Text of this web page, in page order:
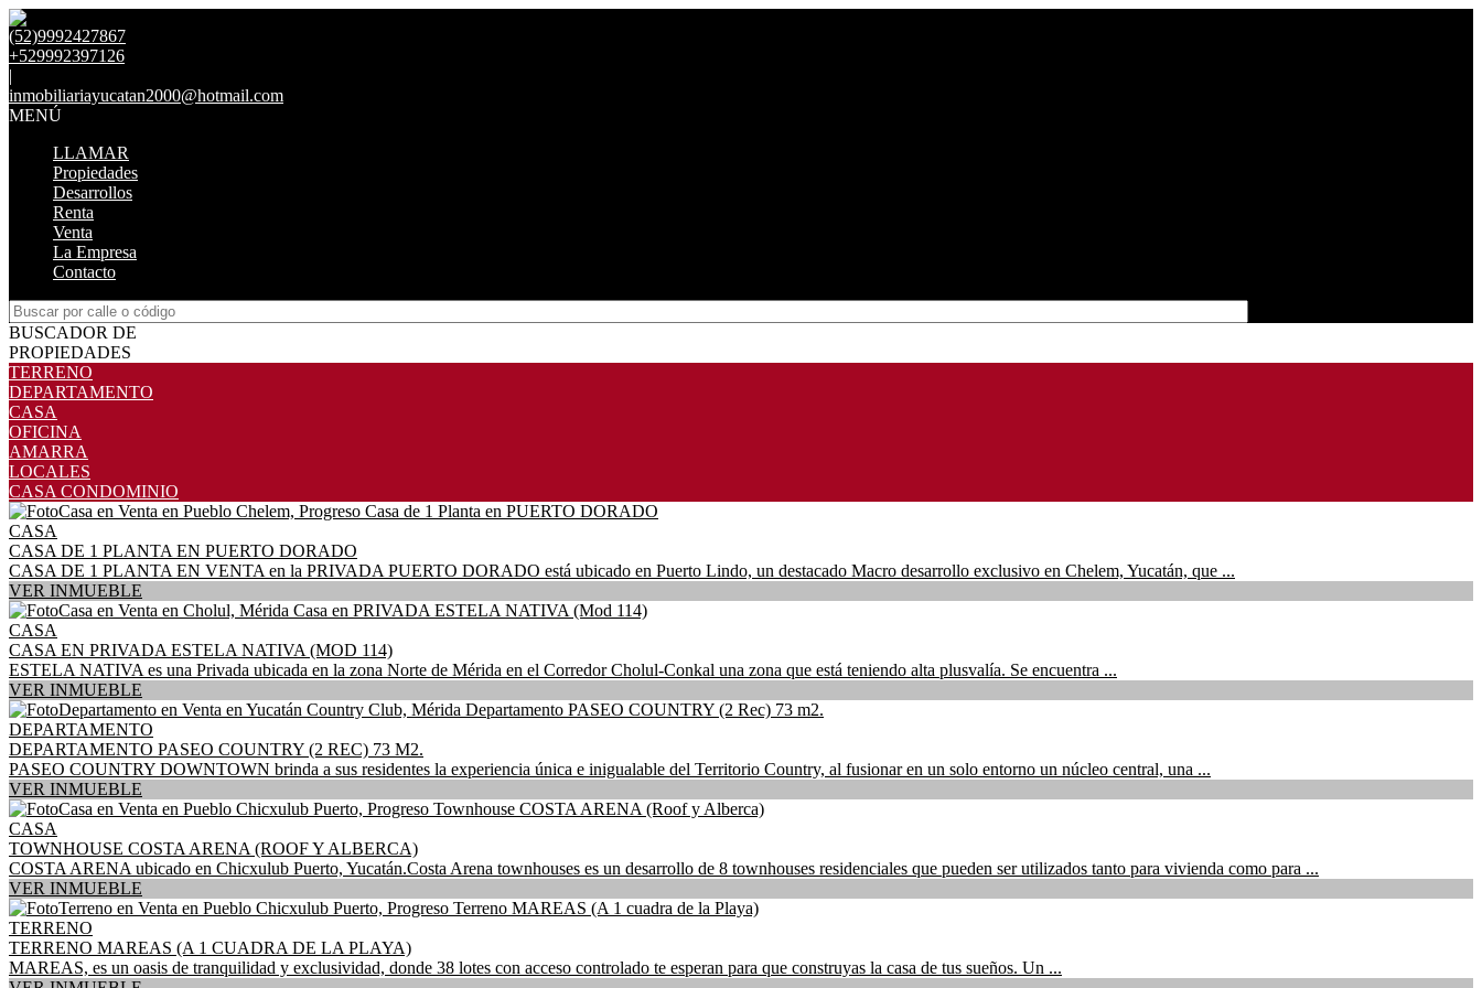
(52)9992427867
+529992397126
|
inmobiliariayucatan2000@hotmail.com
MENÚ
LLAMAR
Propiedades
Desarrollos
Renta
Venta
La Empresa
Contacto
BUSCADOR DE
PROPIEDADES
TERRENO
DEPARTAMENTO
CASA
OFICINA
AMARRA
LOCALES
CASA CONDOMINIO
CASA
CASA DE 1 PLANTA EN PUERTO DORADO
CASA DE 1 PLANTA EN VENTA en la PRIVADA PUERTO DORADO está ubicado en Puerto Lindo, un destacado Macro desarrollo exclusivo en Chelem, Yucatán, que ...
VER INMUEBLE
CASA
CASA EN PRIVADA ESTELA NATIVA (MOD 114)
ESTELA NATIVA es una Privada ubicada en la zona Norte de Mérida en el Corredor Cholul-Conkal una zona que está teniendo alta plusvalía. Se encuentra ...
VER INMUEBLE
DEPARTAMENTO
DEPARTAMENTO PASEO COUNTRY (2 REC) 73 M2.
PASEO COUNTRY DOWNTOWN brinda a sus residentes la experiencia única e inigualable del Territorio Country, al fusionar en un solo entorno un núcleo central, una ...
VER INMUEBLE
CASA
TOWNHOUSE COSTA ARENA (ROOF Y ALBERCA)
COSTA ARENA ubicado en Chicxulub Puerto, Yucatán.Costa Arena townhouses es un desarrollo de 8 townhouses residenciales que pueden ser utilizados tanto para vivienda como para ...
VER INMUEBLE
TERRENO
TERRENO MAREAS (A 1 CUADRA DE LA PLAYA)
MAREAS, es un oasis de tranquilidad y exclusividad, donde 38 lotes con acceso controlado te esperan para que construyas la casa de tus sueños. Un ...